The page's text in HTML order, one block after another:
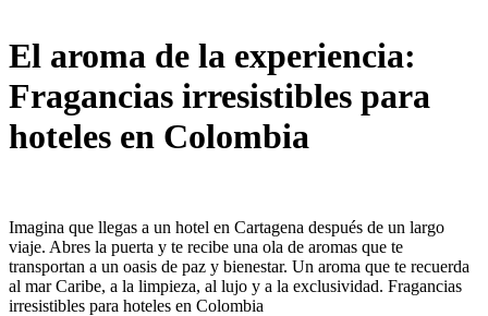
El aroma de la experiencia:
Fragancias irresistibles para
hoteles en Colombia
Imagina que llegas a un hotel en Cartagena después de un largo
viaje. Abres la puerta y te recibe una ola de aromas que te
transportan a un oasis de paz y bienestar. Un aroma que te recuerda
al mar Caribe, a la limpieza, al lujo y a la exclusividad. Fragancias
irresistibles para hoteles en Colombia